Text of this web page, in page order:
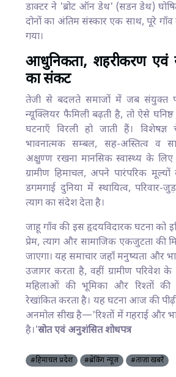
डाक्टर ने 'ब्रोट ऑन डेथ' (सडन डेथ)
दोनों का अंतिम संस्कार एक साथ, पूरे
गया।
आधुनिकता, शहरीकरण एवं
का संकट
तेजी से बदलते समाजों में जब संयुक्त
न्यूक्लियर फैमिली बढ़ती है, तो ऐसे
घटनाएँ विरली हो जाती हैं।
भावनात्मक सम्बल, सह-अस्तित्व व
अक्षुण्ण रखना मानसिक स्वास्थ्य के लिए
ग्रामीण हिमाचल, अपने पारंपरिक
डगमगाई दुनिया में स्थायित्व, परिवार-
त्याग का संदेश देता है।
जाहू गाँव की इस हृदयविदारक घटना को
प्रेम, त्याग और सामाजिक एकजुटता की
जाएगा। यह समाचार जहाँ मनुष्यता और
उजागर करता है, वहीं ग्रामीण परिवेश के
महिलाओं की भूमिका और रिश्तों
रेखांकित करता है। यह घटना आज की
अनमोल सीख है—'रिश्तों में गहराई और
है।'स्रोत एवं अनुशंसित शोधपत्र
#हिमाचल प्रदेश #ब्रेकिंग न्यूज़ #ताज़ा खबरें